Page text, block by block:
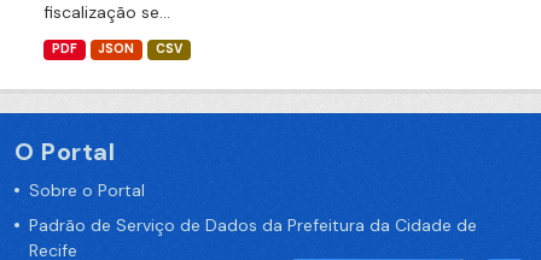
fiscalização se...
PDF JSON CSV
O Portal
Sobre o Portal
Padrão de Serviço de Dados da Prefeitura da Cidade de
Recife